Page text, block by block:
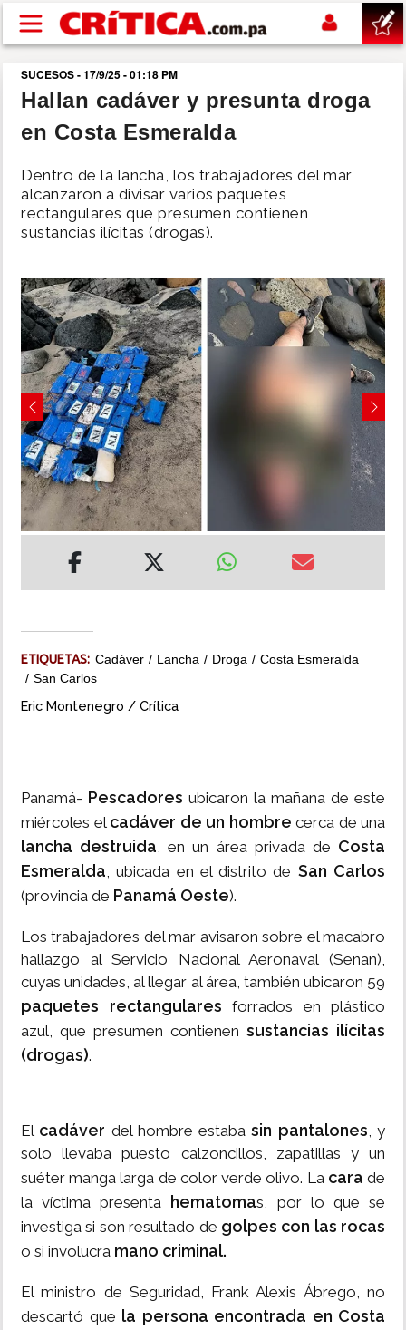
Pasar al contenido principal
buscar
SUCESOS
NACIONAL
POLÍTICA
SHOW
DEPORTES
MUNDO
INSÓLITAS
MULTIMEDIA
SUCESOS - 17/9/25 - 01:18 PM
Hallan cadáver y presunta droga
en Costa Esmeralda
Dentro de la lancha, los trabajadores del mar
alcanzaron a divisar varios paquetes
rectangulares que presumen contienen
sustancias ilícitas (drogas).
Previous Next
ETIQUETAS: Cadáver Lancha Droga
Costa Esmeralda
San Carlos
Eric Montenegro / Crítica
Panamá- Pescadores ubicaron la mañana de este
miércoles el cadáver de un hombre cerca de una
lancha destruida, en un área privada de Costa
Esmeralda, ubicada en el distrito de San Carlos
(provincia de Panamá Oeste).
Los trabajadores del mar avisaron sobre el macabro
hallazgo al Servicio Nacional Aeronaval (Senan),
cuyas unidades, al llegar al área, también ubicaron 59
paquetes rectangulares forrados en plástico
azul, que presumen contienen sustancias ilícitas
(drogas).
El cadáver del hombre estabasin pantalones, y
solo llevaba puesto calzoncillos, zapatillas y un
suéter manga larga de color verde olivo. La carade
la víctima presenta
hematomas, por lo que se
investiga si son resultado de golpes con las rocas
o si involucra mano criminal.
El ministro de Seguridad, Frank Alexis Ábrego, no
descartó que la persona encontrada en Costa